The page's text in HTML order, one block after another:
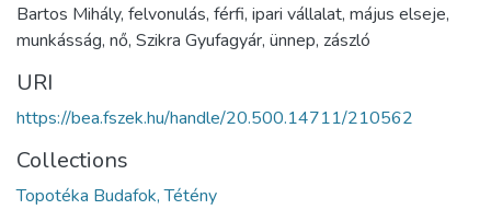
Bartos Mihály, felvonulás, férfi, ipari vállalat, május elseje,
munkásság, nő, Szikra Gyufagyár, ünnep, zászló
URI
https://bea.fszek.hu/handle/20.500.14711/210562
Collections
Topotéka Budafok, Tétény